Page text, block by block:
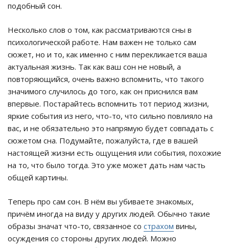
подобный сон.
Несколько слов о том, как рассматриваются сны в
психологической работе. Нам важен не только сам
сюжет, но и то, как именно с ним перекликается ваша
актуальная жизнь. Так как ваш сон не новый, а
повторяющийся, очень важно вспомнить, что такого
значимого случилось до того, как он приснился вам
впервые. Постарайтесь вспомнить тот период жизни,
яркие события из него, что-то, что сильно повлияло на
вас, и не обязательно это напрямую будет совпадать с
сюжетом сна. Подумайте, пожалуйста, где в вашей
настоящей жизни есть ощущения или события, похожие
на то, что было тогда. Это уже может дать нам часть
общей картины.
Теперь про сам сон. В нём вы убиваете знакомых,
причём иногда на виду у других людей. Обычно такие
образы значат что-то, связанное со страхом вины,
осуждения со стороны других людей. Можно